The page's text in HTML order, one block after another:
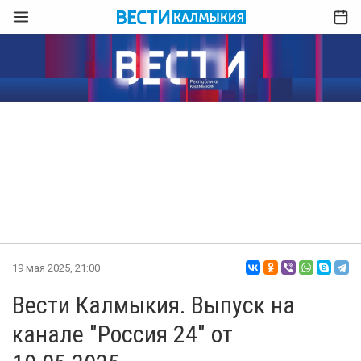
19 мая 2025, 21:00
Вести Калмыкия. Выпуск на
канале "Россия 24" от